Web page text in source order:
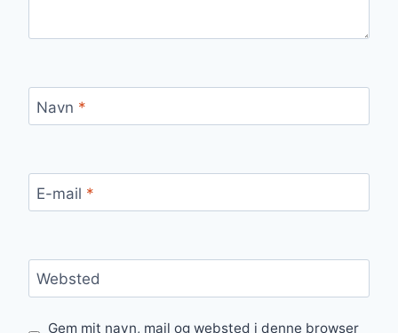
Navn *
E-mail *
Websted
Gem mit navn, mail og websted i denne browser